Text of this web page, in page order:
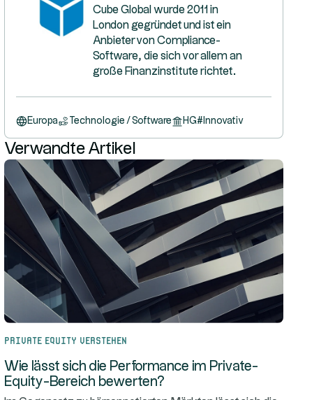
Cube Global wurde 2011 in
London gegründet und ist ein
Anbieter von Compliance-
Software, die sich vor allem an
große Finanzinstitute richtet.
Europa Technologie / Software HG# Innovativ
Verwandte Artikel
Private Equity verstehen
Wie lässt sich die Performance im Private-
Equity-Bereich bewerten?